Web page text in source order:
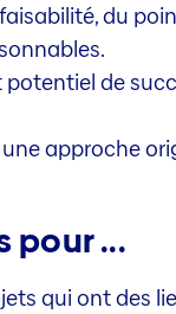
du
de
approche
pour ...
qui ont des